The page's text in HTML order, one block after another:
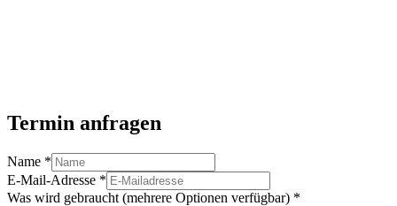
Termin anfragen
Name *
E-Mail-Adresse *
Was wird gebraucht (mehrere Optionen verfügbar) *